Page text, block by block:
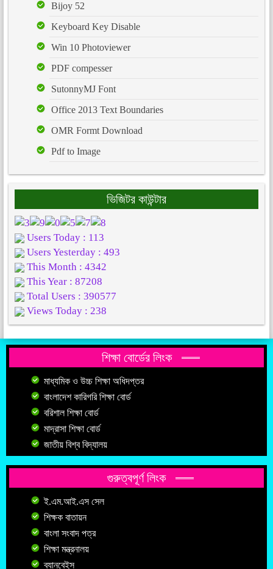
Bijoy 52
Keyboard Key Disable
Win 10 Photoviewer
PDF compesser
SutonnyMJ Font
Office 2013 Text Boundaries
OMR Formt Download
Pdf to Image
ভিজিটর কাউন্টার
Users Today : 113
Users Yesterday : 493
This Month : 4342
This Year : 87208
Total Users : 390577
Views Today : 238
শিক্ষা বোর্ডের লিংক
মাধ্যমিক ও উচ্চ শিক্ষা অধিদপ্তর
বাংলাদেশ কারিগরি শিক্ষা বোর্ড
বরিশাল শিক্ষা বোর্ড
মাদ্রাসা শিক্ষা বোর্ড
জাতীয় বিশ্ব বিদ্যালয়
গুরুত্বপূর্ণ লিংক
ই.এম.আই.এস সেল
শিক্ষক বাতায়ন
বাংলা সংবাদ পত্র
শিক্ষা মন্ত্রনালয়
ব্যানবেইস